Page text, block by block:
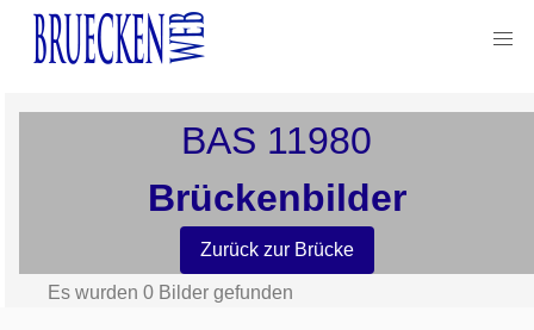
BAS 11980
Brückenbilder
Zurück zur Brücke
Es wurden 0 Bilder gefunden